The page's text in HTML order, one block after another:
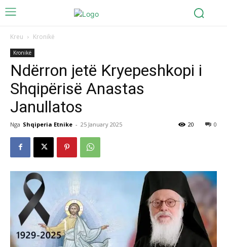
Kreu Kronikë
Kronikë
Ndërron jetë Kryepeshkopi i
Shqipërisë Anastas
Janullatos
Nga Shqiperia Etnike - 25 January 2025 0
20